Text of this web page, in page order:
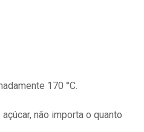
170 °C.
não importa o quanto